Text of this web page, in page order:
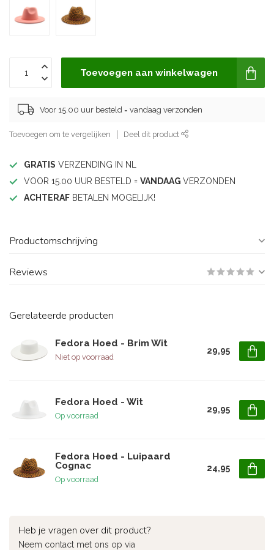
Toevoegen aan winkelwagen
Voor 15.00 uur besteld = vandaag verzonden
Toevoegen om te vergelijken Deel dit product
GRATIS VERZENDING IN NL
VOOR 15.00 UUR BESTELD = VANDAAG VERZONDEN
ACHTERAF BETALEN MOGELIJK!
Productomschrijving
Reviews
Gerelateerde producten
Fedora Hoed - Brim Wit
Niet op voorraad
29,95
Fedora Hoed - Wit
Op voorraad
29,95
Fedora Hoed - Luipaard
Cognac
Op voorraad
24,95
Heb je vragen over dit product?
Neem contact met ons op via